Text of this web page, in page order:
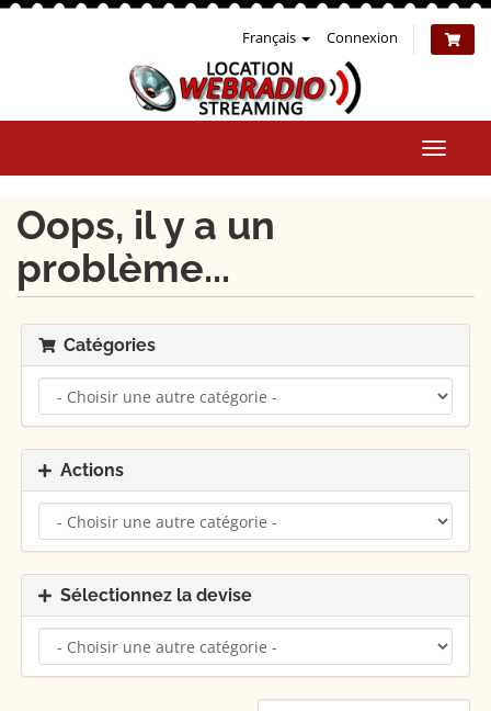
Français Connexion
la
Oops, il y a un
problème...
Catégories
Actions
Sélectionnez la devise